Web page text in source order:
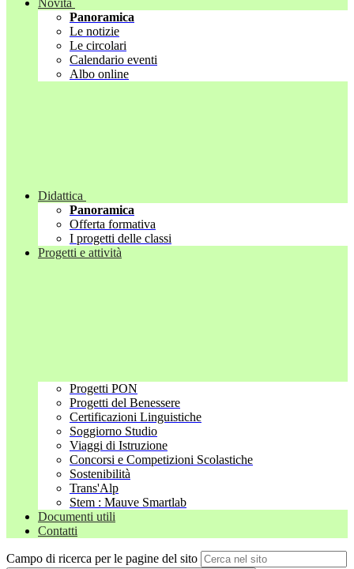
Novità
Panoramica
Le notizie
Le circolari
Calendario eventi
Albo online
Didattica
Panoramica
Offerta formativa
I progetti delle classi
Progetti e attività
Progetti PON
Progetti del Benessere
Certificazioni Linguistiche
Soggiorno Studio
Viaggi di Istruzione
Concorsi e Competizioni Scolastiche
Sostenibilità
Trans'Alp
Stem : Mauve Smartlab
Documenti utili
Contatti
Campo di ricerca per le pagine del sito